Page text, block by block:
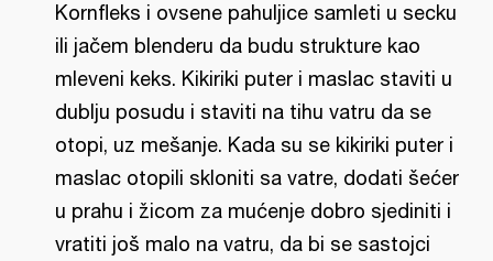
Kornfleks i ovsene pahuljice samleti u secku
ili jačem blenderu da budu strukture kao
mleveni keks. Kikiriki puter i maslac staviti u
dublju posudu i staviti na tihu vatru da se
otopi, uz mešanje. Kada su se kikiriki puter i
maslac otopili skloniti sa vatre, dodati šećer
u prahu i žicom za mućenje dobro sjediniti i
vratiti još malo na vatru, da bi se sastojci